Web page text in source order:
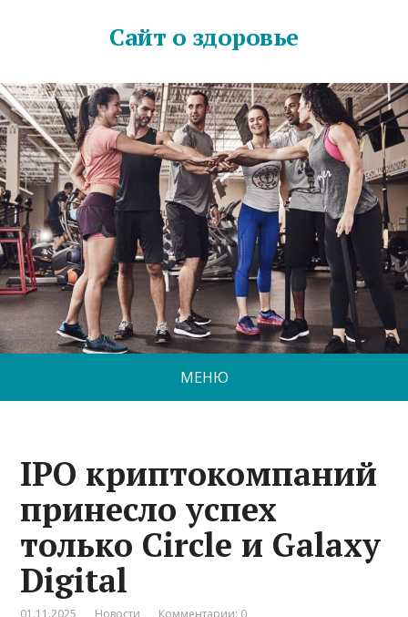
Сайт о здоровье
МЕНЮ
IPO криптокомпаний
принесло успех
только Circle и Galaxy
Digital
01.11.2025 Новости Комментарии: 0